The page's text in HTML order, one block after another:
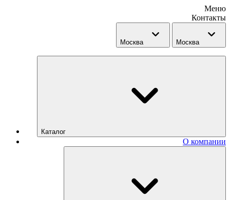
Меню
Контакты
Москва Москва
Каталог
О компании